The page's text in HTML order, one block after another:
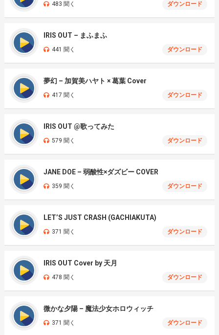
483 聞く ダウンロード
IRIS OUT – まふまふ
441 聞く ダウンロード
夢幻 – 加賀美ハヤト × 葛葉 Cover
417 聞く ダウンロード
IRIS OUT @歌ってみた
579 聞く ダウンロード
JANE DOE – 弱酸性×ダズビー COVER
359 聞く ダウンロード
LET’S JUST CRASH (GACHIAKUTA)
371 聞く ダウンロード
IRIS OUT Cover by 天月
478 聞く ダウンロード
微かな夕陽 – 魔法少女ホロウィッチ
371 聞く ダウンロード